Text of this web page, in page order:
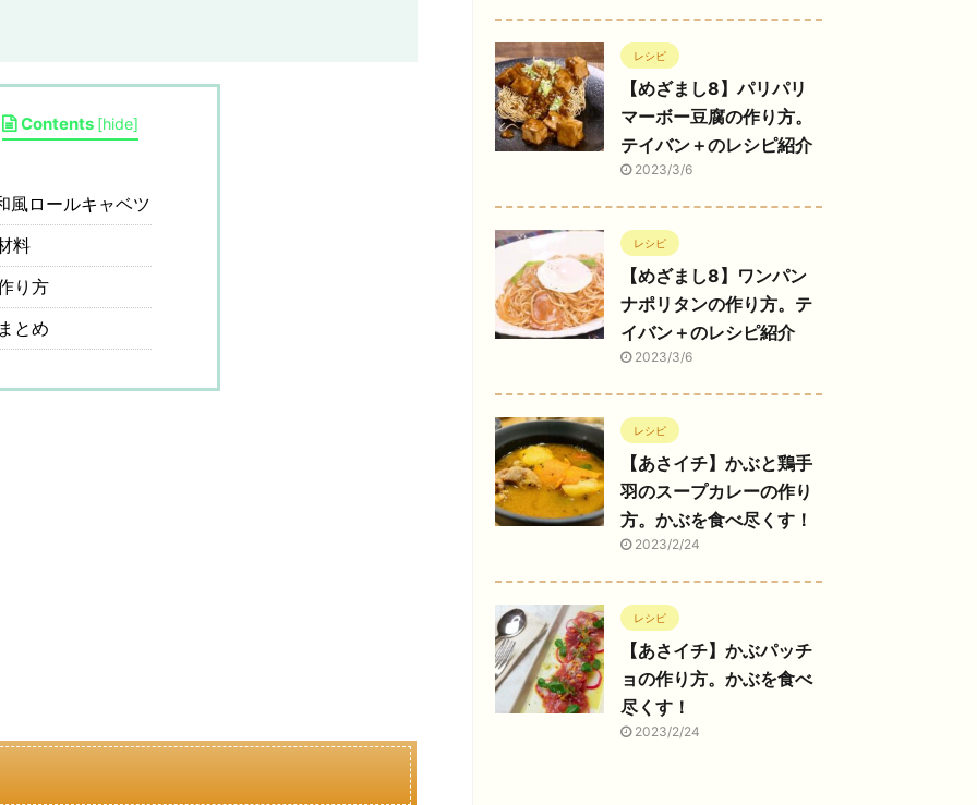
Contents [hide]
風ロールキャベツ
料
り方
まとめ
レシピ
【めざまし8】パリパリ
マーボー豆腐の作り方。
テイバン＋のレシピ紹介
2023/3/6
レシピ
【めざまし8】ワンパン
ナポリタンの作り方。テ
イバン＋のレシピ紹介
2023/3/6
レシピ
【あさイチ】かぶと鶏手
羽のスープカレーの作り
方。かぶを食べ尽くす！
2023/2/24
レシピ
【あさイチ】かぶパッチ
ョの作り方。かぶを食べ
尽くす！
2023/2/24